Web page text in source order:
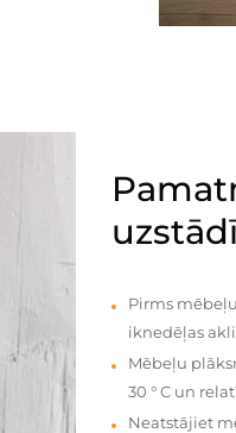
Pirms
iknedēļas
Mēbeļu
30 ° C un
Neatstājiet